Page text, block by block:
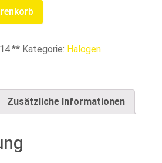
Kategorie: Halogen
Zusätzliche Informationen